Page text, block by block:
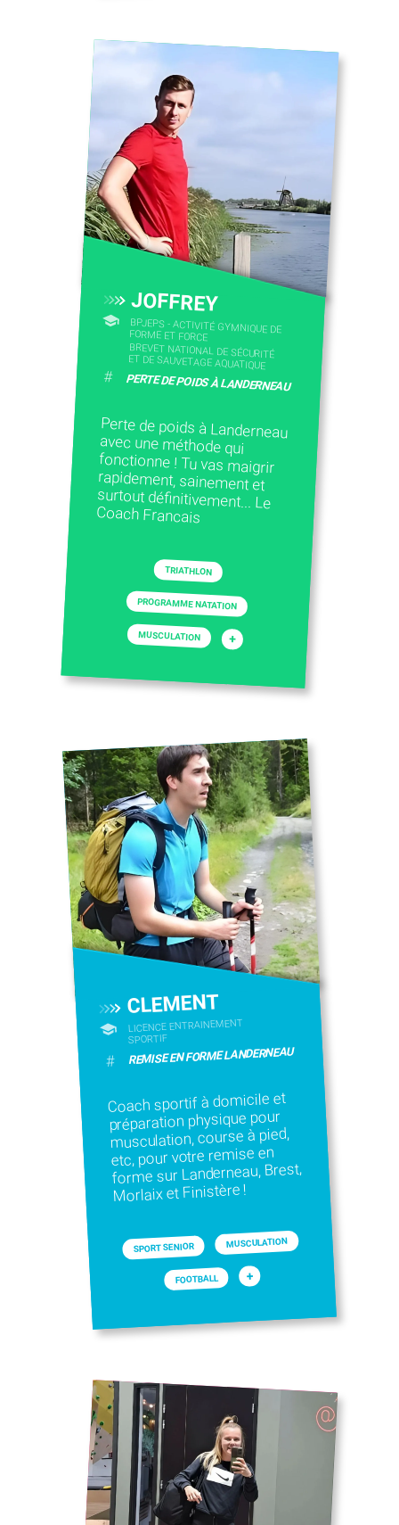
JOFFREY
BPJEPS - ACTIVITÉ GYMNIQUE DE
FORME ET FORCE
BREVET NATIONAL DE SÉCURITÉ
ET DE SAUVETAGE AQUATIQUE
# PERTE DE POIDS À LANDERNEAU
Perte de poids à Landerneau
avec une méthode qui
fonctionne ! Tu vas maigrir
rapidement, sainement et
surtout définitivement... Le
Coach Francais
TRIATHLON
PROGRAMME NATATION
MUSCULATION +
CLEMENT
LICENCE ENTRAINEMENT
SPORTIF
# REMISE EN FORME LANDERNEAU
Coach sportif à domicile et
préparation physique pour
musculation, course à pied,
etc, pour votre remise en
forme sur Landerneau, Brest,
Morlaix et Finistère !
SPORT SENIOR MUSCULATION
FOOTBALL +